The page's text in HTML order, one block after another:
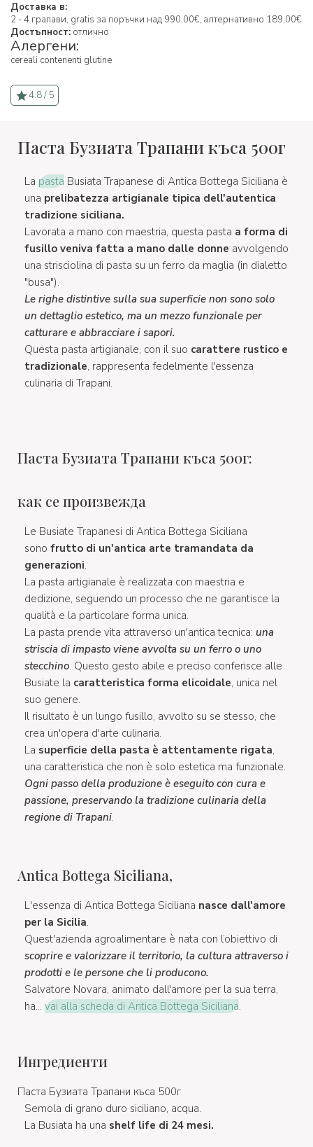
Доставка в:
2 - 4 грапави, gratis за поръчки над 990,00€, алтернативно 189,00€
Достъпност: отлично
Алергени:
cereali contenenti glutine
4.8 / 5
Паста Бузиата Трапани къса 500г
La pasta Busiata Trapanese di Antica Bottega Siciliana è
una prelibatezza artigianale tipica dell'autentica
tradizione siciliana.
Lavorata a mano con maestria, questa pasta a forma di
fusillo veniva fatta a mano dalle donne avvolgendo
una strisciolina di pasta su un ferro da maglia (in dialetto
"busa").
Le righe distintive sulla sua superficie non sono solo
un dettaglio estetico, ma un mezzo funzionale per
catturare e abbracciare i sapori.
Questa pasta artigianale, con il suo carattere rustico e
tradizionale, rappresenta fedelmente l'essenza
culinaria di Trapani.
Паста Бузиата Трапани къса 500г:
как се произвежда
Le Busiate Trapanesi di Antica Bottega Siciliana
sono frutto di un'antica arte tramandata da
generazioni.
La pasta artigianale è realizzata con maestria e
dedizione, seguendo un processo che ne garantisce la
qualità e la particolare forma unica.
La pasta prende vita attraverso un'antica tecnica: una
striscia di impasto viene avvolta su un ferro o uno
stecchino. Questo gesto abile e preciso conferisce alle
Busiate la caratteristica forma elicoidale, unica nel
suo genere.
Il risultato è un lungo fusillo, avvolto su se stesso, che
crea un'opera d'arte culinaria.
La superficie della pasta è attentamente rigata,
una caratteristica che non è solo estetica ma funzionale.
Ogni passo della produzione è eseguito con cura e
passione, preservando la tradizione culinaria della
regione di Trapani.
Antica Bottega Siciliana,
L'essenza di Antica Bottega Siciliana nasce dall'amore
per la Sicilia.
Quest'azienda agroalimentare è nata con l’obiettivo di
scoprire e valorizzare il territorio, la cultura attraverso i
prodotti e le persone che li producono.
Salvatore Novara, animato dall'amore per la sua terra,
ha... vai alla scheda di Antica Bottega Siciliana.
Ингредиенти
Паста Бузиата Трапани къса 500г
Semola di grano duro siciliano, acqua.
La Busiata ha una shelf life di 24 mesi.